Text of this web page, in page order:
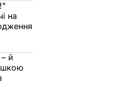
на
й